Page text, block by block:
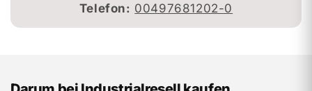
Telefon: 00497681202-0